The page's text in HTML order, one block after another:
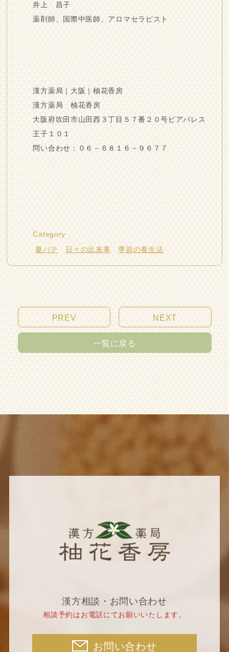
井上 昌子
薬剤師、国際中医師、アロマセラピスト
漢方薬局｜大阪｜柚花香房
漢方薬局 柚花香房
大阪府吹田市山田西３丁目５７番２０号ピアパレス
王子１０１
問い合わせ：０６－６８１６－９６７７
Category
夏バテ
日々の出来事 季節の養生法
PREV NEXT
一覧に戻る
漢方相談・お問い合わせ
相談予約はお電話にてお願いいたします。
お問い合わせ